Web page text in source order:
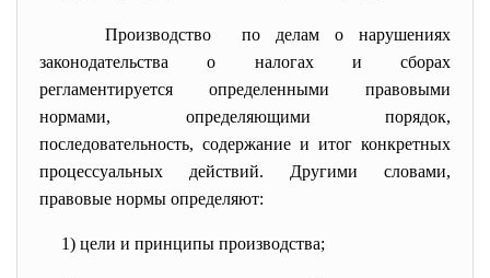
Производство по делам о нарушениях
законодательства о налогах и сборах
регламентируется определенными правовыми
нормами, определяющими порядок,
последовательность, содержание и итог конкретных
процессуальных действий. Другими словами,
правовые нормы определяют:
1) цели и принципы производства;